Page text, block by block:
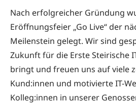
Nach erfolgreicher Gründung
Eröffnungsfeier „Go Live“ der
Meilenstein gelegt. Wir sind
Zukunft für die Erste Steirische
bringt und freuen uns auf viele
Kund:innen und motivierte IT-
Kolleg:innen in unserer